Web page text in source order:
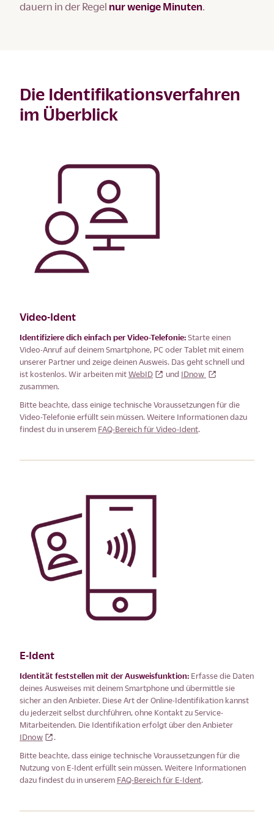
dauern in der Regel nur wenige Minuten.
Die Identifikationsverfahren
im Überblick
Video-Ident
Identifiziere dich einfach per Video-Telefonie: Starte einen
Video-Anruf auf deinem Smartphone, PC oder Tablet mit einem
unserer Partner und zeige deinen Ausweis. Das geht schnell und
ist kostenlos. Wir arbeiten mit WebID und IDnow
zusammen.
Bitte beachte, dass einige technische Voraussetzungen für die
Video-Telefonie erfüllt sein müssen. Weitere Informationen dazu
findest du in unserem FAQ-Bereich für Video-Ident.
E-Ident
Identität feststellen mit der Ausweisfunktion: Erfasse die Daten
deines Ausweises mit deinem Smartphone und übermittle sie
sicher an den Anbieter. Diese Art der Online-Identifikation kannst
du jederzeit selbst durchführen, ohne Kontakt zu Service-
Mitarbeitenden. Die Identifikation erfolgt über den Anbieter
IDnow
.
Bitte beachte, dass einige technische Voraussetzungen für die
Nutzung von E-Ident erfüllt sein müssen. Weitere Informationen
dazu findest du in unserem FAQ-Bereich für E-Ident.